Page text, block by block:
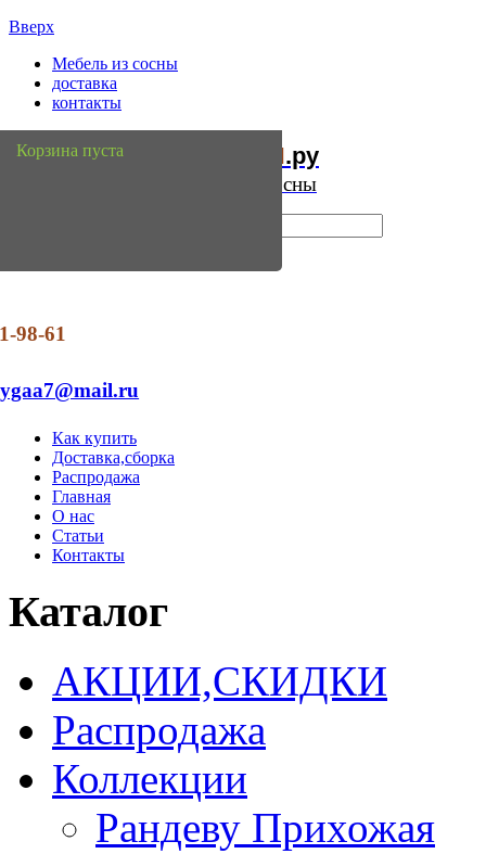
Вверх
Мебель из сосны
доставка
контакты
Мебель Сосны.ру
Интернет магазин мебели из сосны
98-61
Как купить
Доставка,сборка
Распродажа
Главная
О нас
Статьи
Контакты
Корзина пуста
Каталог
АКЦИИ,СКИДКИ
Распродажа
Коллекции
Рандеву Прихожая